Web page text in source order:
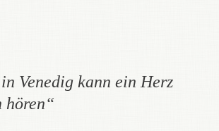
Venedig kann ein Herz
hören“